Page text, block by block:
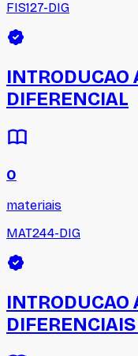
FIS127-DIG
INTRODUCAO
DIFERENCIAL
0
materiais
MAT244-DIG
INTRODUCAO